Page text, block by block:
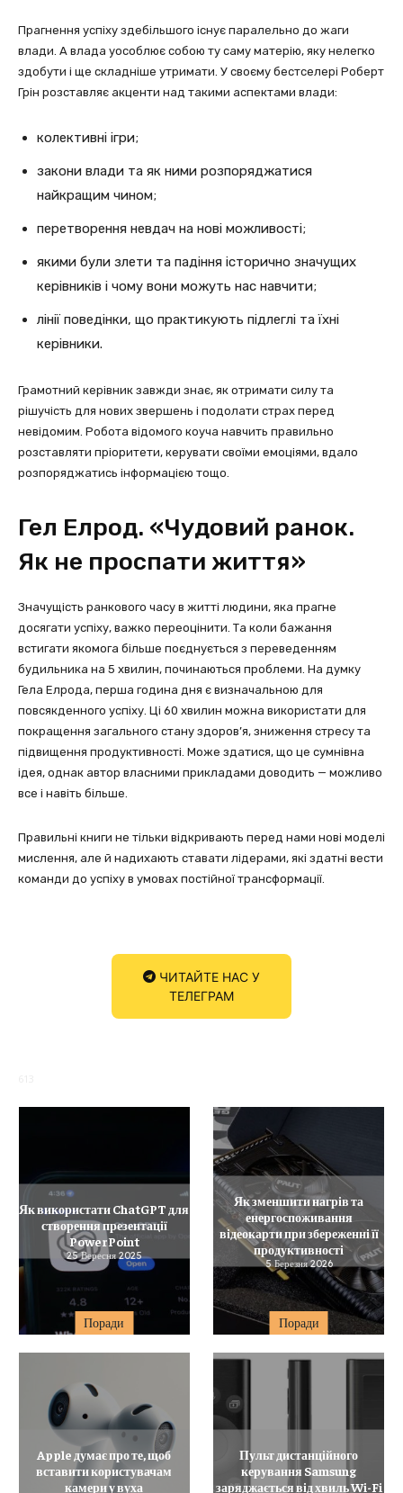
Прагнення успіху здебільшого існує паралельно до жаги
влади. А влада уособлює собою ту саму матерію, яку нелегко
здобути і ще складніше утримати. У своєму бестселері Роберт
Грін розставляє акценти над такими аспектами влади:
колективні ігри;
закони влади та як ними розпоряджатися
найкращим чином;
перетворення невдач на нові можливості;
якими були злети та падіння історично значущих
керівників і чому вони можуть нас навчити;
лінії поведінки, що практикують підлеглі та їхні
керівники.
Грамотний керівник завжди знає, як отримати силу та
рішучість для нових звершень і подолати страх перед
невідомим. Робота відомого коуча навчить правильно
розставляти пріоритети, керувати своїми емоціями, вдало
розпоряджатись інформацією тощо.
Гел Елрод. «Чудовий ранок.
Як не проспати життя»
Значущість ранкового часу в житті людини, яка прагне
досягати успіху, важко переоцінити. Та коли бажання
встигати якомога більше поєднується з переведенням
будильника на 5 хвилин, починаються проблеми. На думку
Гела Елрода, перша година дня є визначальною для
повсякденного успіху. Ці 60 хвилин можна використати для
покращення загального стану здоров’я, зниження стресу та
підвищення продуктивності. Може здатися, що це сумнівна
ідея, однак автор власними прикладами доводить — можливо
все і навіть більше.
Правильні книги не тільки відкривають перед нами нові моделі
мислення, але й надихають ставати лідерами, які здатні вести
команди до успіху в умовах постійної трансформації.
ЧИТАЙТЕ НАС У
ТЕЛЕГРАМ
Поради
Як використати ChatGPT для
створення презентації
PowerPoint
25 Вересня 2025
Поради
Як зменшити нагрів та
енергоспоживання
відеокарти при збереженні її
продуктивності
5 Березня 2026
Apple думає про те, щоб
вставити користувачам
камери у вуха
Пульт дистанційного
керування Samsung
заряджається від хвиль Wi-Fi